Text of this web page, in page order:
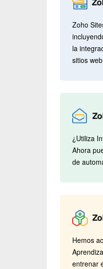
Zoho
la
sitios
¿Utiliza
Ahora
de
Hemos
entrenar